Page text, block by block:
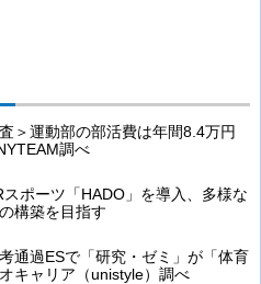
＞運動部の部活費は年間8.4万円
調べ
ポーツ「HADO」を導入、多様な
構築を目指す
通過ESで「研究・ゼミ」が「体育
キャリア（unistyle）調べ